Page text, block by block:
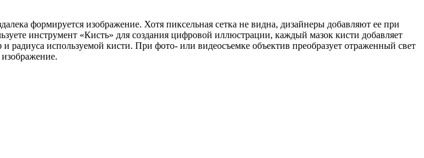
формируется изображение. Хотя пиксельная сетка не видна, дизайнеры добавляют ее при
инструмент «Кисть» для создания цифровой иллюстрации, каждый мазок кисти добавляет
радиуса используемой кисти. При фото- или видеосъемке объектив преобразует отраженный свет